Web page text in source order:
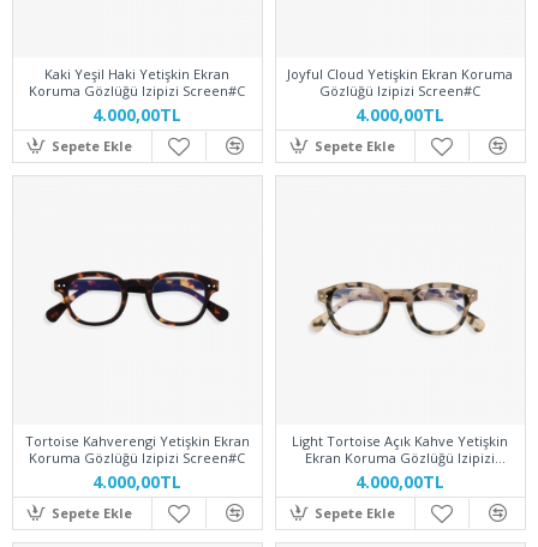
Kaki Yeşil Haki Yetişkin Ekran
Koruma Gözlüğü Izipizi Screen#C
4.000,00TL
Sepete Ekle
Joyful Cloud Yetişkin Ekran Koruma
Gözlüğü Izipizi Screen#C
4.000,00TL
Sepete Ekle
Tortoise Kahverengi Yetişkin Ekran
Koruma Gözlüğü Izipizi Screen#C
4.000,00TL
Sepete Ekle
Light Tortoise Açık Kahve Yetişkin
Ekran Koruma Gözlüğü Izipizi
Screen#C
4.000,00TL
Sepete Ekle